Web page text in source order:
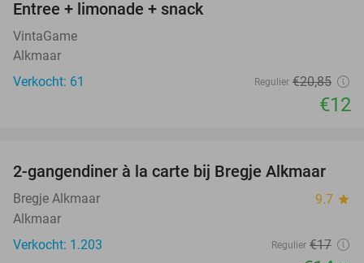
Entree + limonade + snack
VintaGame
Alkmaar
Verkocht: 61
Regulier €20,85
€12
12%
2-gangendiner à la carte bij Bregje Alkmaar
Bregje Alkmaar 9.7 star
Alkmaar
Verkocht: 1.203
Regulier €17